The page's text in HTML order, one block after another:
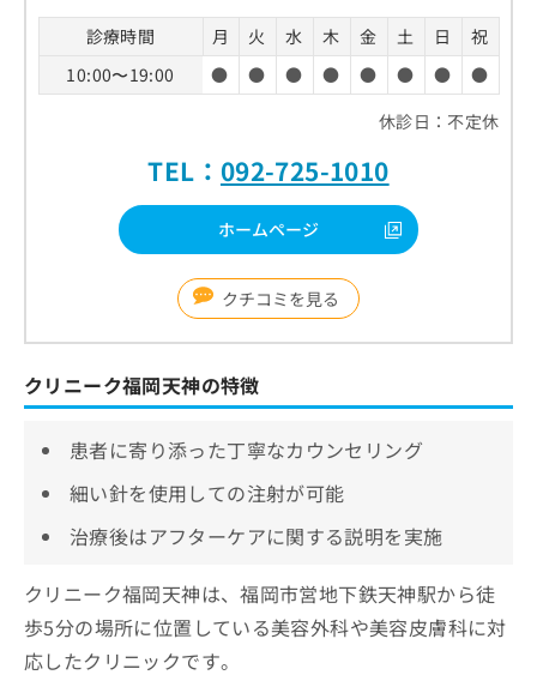
診療時間 月 火 水 木 金 土 日
祝
10:00〜19:00
● ● ● ● ● ● ●
●
休診日：不定休
TEL： 092-725-1010
ホームページ
クチコミを見る
クリニーク福岡天神の特徴
患者に寄り添った丁寧なカウンセリング
細い針を使用しての注射が可能
治療後はアフターケアに関する説明を実施
クリニーク福岡天神は、福岡市営地下鉄天神駅から徒
歩5分の場所に位置している美容外科や美容皮膚科に対
応したクリニックです。